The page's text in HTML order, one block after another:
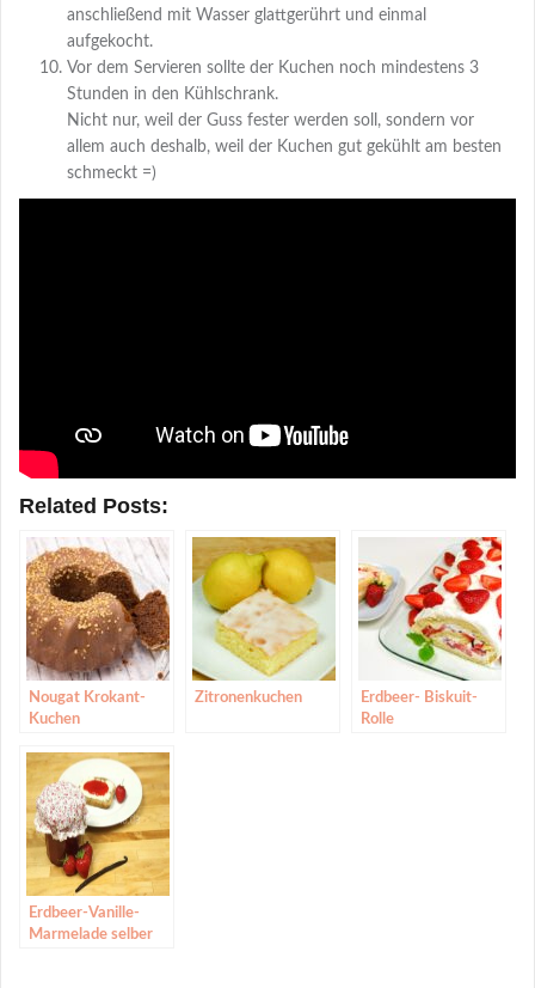
anschließend mit Wasser glattgerührt und einmal
aufgekocht.
Vor dem Servieren sollte der Kuchen noch mindestens 3
Stunden in den Kühlschrank.
Nicht nur, weil der Guss fester werden soll, sondern vor
allem auch deshalb, weil der Kuchen gut gekühlt am besten
schmeckt =)
Related Posts:
Nougat Krokant-
Kuchen
Zitronenkuchen
Erdbeer- Biskuit-
Rolle
Erdbeer-Vanille-
Marmelade selber